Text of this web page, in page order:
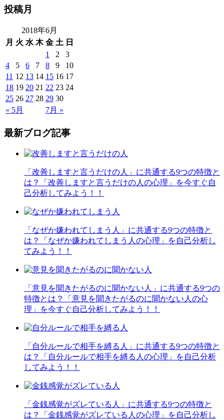
投稿月
2018年6月
月 火 水 木 金 土 日
« 5月 7月 »
1 2
3
4
5 6 7 8 9
10
11 12 13 14 15 16 17
18 19 20 21 22 23 24
25 26 27 28 29 30
最新ブログ記事
「改善しますと言うだけの人」に共通する9つの特徴と
は？「改善しますと言うだけの人の心理」を今すぐ自
己分析してみよう！！
「なぜか嫌われてしまう人」に共通する9つの特徴と
は？「なぜか嫌われてしまう人の心理」を自己分析し
てみよう！！
「意見を聞きたがるのに聞かない人」に共通する9つの
特徴とは？「意見を聞きたがるのに聞かない人の心
理」を今すぐ自己分析してみよう！！
「自分ルールで相手を縛る人」に共通する9つの特徴と
は？「自分ルールで相手を縛る人の心理」を自己分析
してみよう！！
「金銭感覚がズレている人」に共通する9つの特徴と
は？「金銭感覚がズレている人の心理」を自己分析し